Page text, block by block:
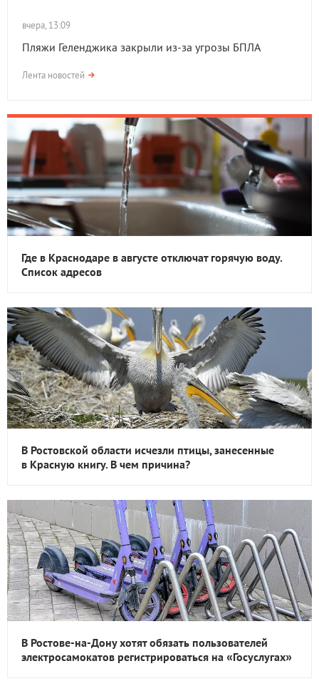
вчера, 13:09
Пляжи Геленджика закрыли из-за угрозы БПЛА
Лента новостей
Где в Краснодаре в августе отключат горячую воду.
Список адресов
В Ростовской области исчезли птицы, занесенные
в Красную книгу. В чем причина?
В Ростове-на-Дону хотят обязать пользователей
электросамокатов регистрироваться на «Госуслугах»